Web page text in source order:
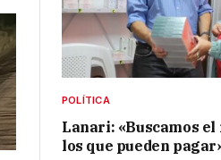
POLÍTICA
Lanari: «Buscamos
los que pueden